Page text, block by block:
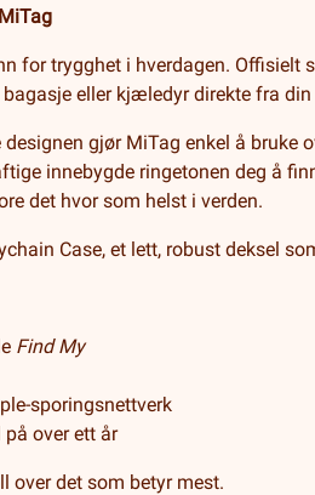
for trygghet i hverdagen. Offisielt
eller kjæledyr direkte fra din
gjør MiTag enkel å
innebygde ringetonen deg å
det hvor som helst i verden.
Case, et lett, robust deksel
Find My
sporingsnettverk
over ett år
over det som betyr mest.